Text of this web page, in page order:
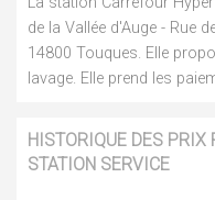
de la Vallée d'Auge - Rue
14800 Touques. Elle
lavage. Elle prend les
HISTORIQUE DES PRIX
STATION SERVICE